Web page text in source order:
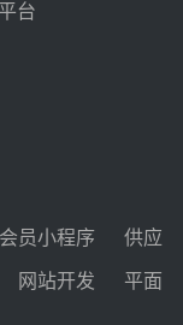
质框架协议
中标重能新疆
组调试及性能
台
会员小程序
供应
网站开发
平面